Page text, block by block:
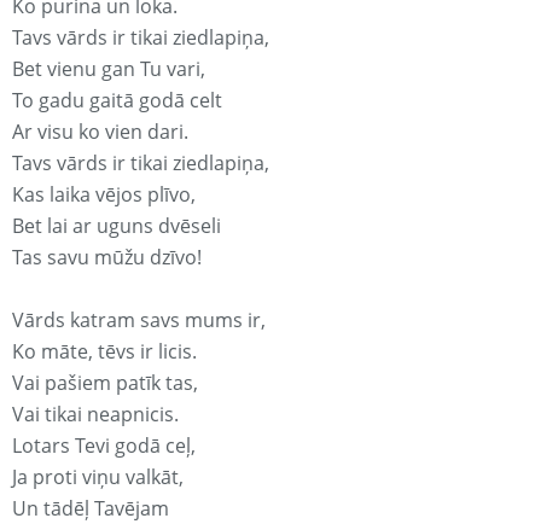
Ko purina un loka.
Tavs vārds ir tikai ziedlapiņa,
Bet vienu gan Tu vari,
To gadu gaitā godā celt
Ar visu ko vien dari.
Tavs vārds ir tikai ziedlapiņa,
Kas laika vējos plīvo,
Bet lai ar uguns dvēseli
Tas savu mūžu dzīvo!
Vārds katram savs mums ir,
Ko māte, tēvs ir licis.
Vai pašiem patīk tas,
Vai tikai neapnicis.
Lotars Tevi godā ceļ,
Ja proti viņu valkāt,
Un tādēļ Tavējam